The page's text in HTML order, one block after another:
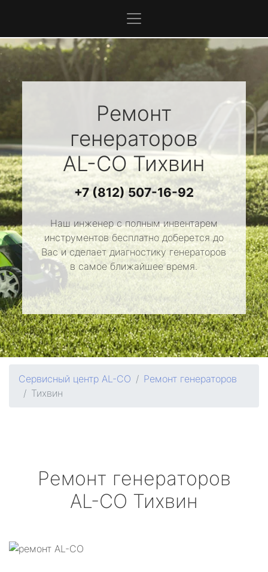
Ремонт
генераторов
AL-COТихвин
+7 (812) 507-16-92
Наш инженер с полным инвентарем
инструментов бесплатно доберется до
Вас и сделает диагностику генераторов
в самое ближайшее время.
Сервисный центр AL-CO
Ремонт генераторов
Тихвин
Ремонт генераторов
AL-CO Тихвин